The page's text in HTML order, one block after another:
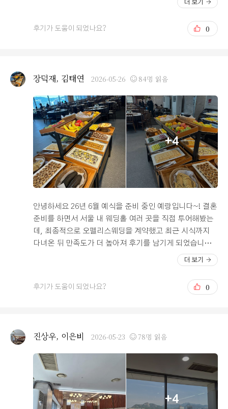
어 주는 홀이라는 생각이 들었습니다. 신부대기실이 바로
옆에 있어 동선도 매우 편리했고, 단독홀로 운영되어 같은
시간대에 다른 예식과 겹치지 않는다는 점도 큰 장점이었
종류와 맛 모두 높은 수준이라고 느꼈습니다. 특히 20층에
위치한 연회장에서는 숭례문과 남산, 서울 시내 전경이 한
눈에 내려다보여 식사와 함께 멋진 전망까지 즐길 수 있었
습니다. 여름 예식이라 위생과 청결 부분도 중요하게 생각
했는데, 시식 당시 음식 관리 상태가 매우 깔끔했고 믿음이
갔습니다. 직접 인사해 주신 주방장님 역시 친절하셔서 더
욱 신뢰가 생겼습니다. 음식 구성도 정말 다양했습니다. 연
회장에 들어서자마자 보이는 회와 초밥 코너는 비주얼부터
압도적이었고 맛도 훌륭했습니다. 양갈비, LA갈비, 갈비찜
이크를 즉석에서 조리해 주는 라이브 코너는 서비스와 맛
모두 만족스러웠습니다. 특히 웨딩홀에서 능이삼계탕과 도
가니탕을 제공하는 곳은 처음 봤는데, 어르신들께서 정말
좋아하실 것 같았습니다. 과일도 수박, 파인애플, 오렌지,
포도 등 신선하고 당도가 높았으며, 디저트와 케이크 종류
도 다양해서 남녀노소 모두 만족할 수 있는 구성이라고 느
꼈습니다. 결혼식에서 가장 많이 이야기되는 것이 식사인
데, 이 부분만큼은 정말 자신 있게 추천할 수 있습니다. 교
영하지 않아도 KTX를 이용하는 하객들이 편하게 찾아올 수
있고, 큰길을 따라 이동하면 되어 길 찾기도 어렵지 않습니
다. 지방 하객이 많은 예비부부라면 특히 만족하실 것 같습
니다. 굳이 아쉬운 점을 하나 꼽자면 건물 내 ATM이 없다
는 정도인데, 주변 건물에 여러 ATM이 있어 미리 안내만
해드린다면 큰 불편은 없을 것 같습니다. 전체적으로 오펠
리모델링을 해서 그런지 로비부터 홀, 신부대기실까지 전
체적으로 시설이 굉장히 깔끔하고 세련된 분위기였어요.
엘레베이터에서 내리자마자 보이는 로비가 높은 층고에 밝
딩홀보다 여유로운 80분이라 저희 하객분들만 여유롭게 이
용할 수 있다는 점이 좋았습니다. 홀 자체도 층고가 높아서
답답한 느낌이 전혀 없고 밝고 개방감 있는 분위기라 실제
로 들어갔을 때 훨씬 웅장하고 예뻤어요. 꽃장식이나 조명
도 고급스우면서 사랑스러운 느낌이라 전체적인 예식 분위
기가 너무 좋았고 기대됐습니다. 뷔페 시식도 만족스러웠
는데 음식 종류가 정말 다양하고 전반적으로 깔끔하고 먹
음직스럽게 관리되고 있었고, 해산물도 신선했고, 고기도
부드럽고 냄새도 나지않고 맛있었습니다. 왜 밥이 유명하
하면서 보이는 통창뷰가 너무 좋아서 하객분들도 만족하실
것 같다는 생각이 들었습니다. 양측 부모님들과 시식을 했
는데, 부모님들도 예식장 정말 잘 잡았다면서 식사도 너무
맛있고 식당 구저나 뷰도 계속 칭찬하셨습니다. 그리고 저
희는 웨딩플래너 없이 워크인으로 가는데다가 처음 상담가
는 웨딩홀이라 걱정이 많았는데 상담해주신 담당자분이 정
말 친절하셨고, 저희가 중요하게 생각하는 부분이나 요청
사항도 최대한 반영해주시려고 해서 상담 내내 기분 좋게
딩홀 첫 방문에 바로 당일 계약하게 되었어요. 위치, 시설,
분위기, 식사, 상담까지 전체적으로 만족도가 정말 높은 웨
딩홀이었습니다 :)
더 보기
후기가 도움이 되었나요? 0
장덕재, 김태연 2026-05-26 84명 읽음
+4
안녕하세요 26년 6월 예식을 준비 중인 예랑입니다~! 결혼
준비를 하면서 서울 내 웨딩홀 여러 곳을 직접 투어해봤는
데, 최종적으로 오펠리스웨딩을 계약했고 최근 시식까지
다녀온 뒤 만족도가 더 높아져 후기를 남기게 되었습니다.
저희가 웨딩홀을 선택할 때 가장 중요하게 생각했던 부분
은 교통, 홀 분위기, 그리고 하객 식사였습니다. 오펠리스
웨딩은 서울역과 시청역 인근에 위치해 있어 지방에서 KTX
를 타고 오시는 하객분들도 편하게 방문하실 수 있고 지하
었던 부분은 20층 단독홀이라는 점이었습니다. 통창으로
들어오는 자연광과 서울 도심이 한눈에 보이는 탁 트인 뷰
덕분에 실내 예식임에도 야외 웨딩 같은 밝고 개방감 있는
분위기가 느껴졌고, 리모델링 이후 천장도 검정에서 화이
트로 바뀌어 전체적인 화이트톤 인테리어와 생화 장식이
잘 어우러져 전체적으로 굉장히 화사하고 세련된 느낌이었
더 보기
후기가 도움이 되었나요? 0
진상우, 이은비 2026-05-23 78명 읽음
+4